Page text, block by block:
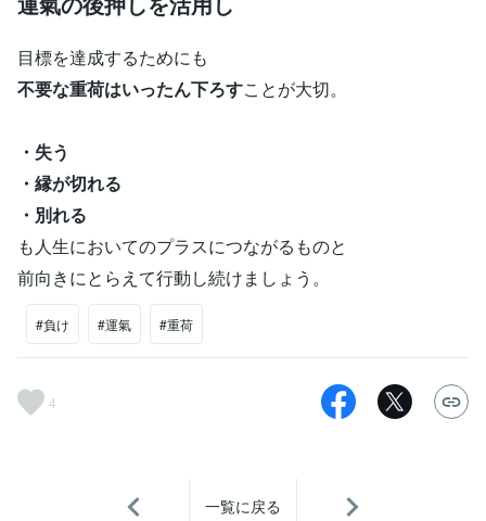
目標を達成するためにも
不要な重荷はいったん下ろすことが大切。
・失う
・縁が切れる
・別れる
も人生においてのプラスにつながるものと
前向きにとらえて行動し続けましょう。
#負け #運氣 #重荷
4
一覧に戻る